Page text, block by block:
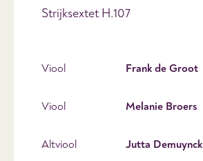
Strijksextet H.107
Viool Frank de Groot
Viool Melanie Broers
Altviool Jutta Demuynck